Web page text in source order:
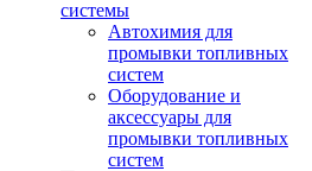
системы
Автохимия для
промывки топливных
систем
Оборудование и
аксессуары для
промывки топливных
систем